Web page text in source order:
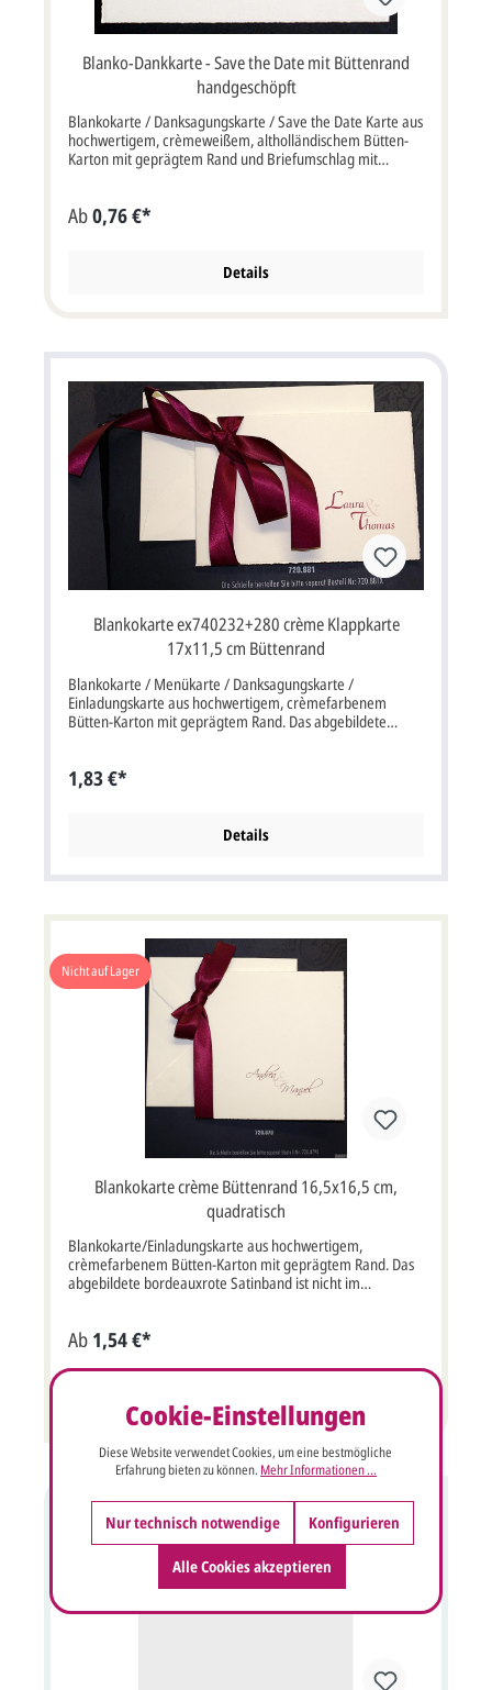
Blanko-Dankkarte - Save the Date mit Büttenrand
handgeschöpft
Blankokarte / Danksagungskarte / Save the Date Karte aus
hochwertigem, crèmeweißem, altholländischem Bütten-
Karton mit geprägtem Rand und Briefumschlag mit
Ab0,76 €*
Details
Blankokarte ex740232+280 crème Klappkarte
17x11,5 cm Büttenrand
Blankokarte / Menükarte / Danksagungskarte /
Einladungskarte aus hochwertigem, crèmefarbenem
Bütten-Karton mit geprägtem Rand. Das abgebildete
alternativ gibt es das Band auch in braun mit der Art-Nr.:
pr1266s Klappkarte, im Format: 17x11,5 cm bxh (34x11,5
1,83 €*
Details
Nicht auf Lager
Blankokarte crème Büttenrand 16,5x16,5 cm,
quadratisch
Blankokarte/Einladungskarte aus hochwertigem,
crèmefarbenem Bütten-Karton mit geprägtem Rand. Das
abgebildete bordeauxrote Satinband ist nicht im
braun mit der Art-Nr.: pr1266s Klappkarte, quadratisch im
Format: 16,5x16,5 cm bxh (33x16,5 cm aufgeklappt).
Passende Blankokarte 11,5x17 cm Klappkarte,
pr720880 Passende Blankokarte 17x11,5 cm Klappkarte,
querdoppel-lang, z.B. als Danksagungskarte zu verwenden:
Bestell-Nr.: pr720881 Passende Blankokarte 13,5x9,2 cm,
z.B. als Danksagungskarte oder Save the Date Karte zu
gegen Aufpreis verschiedene Bänder. Hier finden Sie das
bordeauxrote Schmuckband Hier finden Sie das braune
Schmuckband
Ab 1,54 €*
Cookie-Einstellungen
Diese Website verwendet Cookies, um eine bestmögliche
Erfahrung bieten zu können. Mehr Informationen ...
Nur technisch notwendige Konfigurieren
Alle Cookies akzeptieren